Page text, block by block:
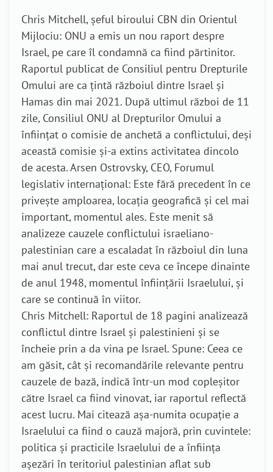
Chris Mitchell, șeful biroului CBN din Orientul
Mijlociu: ONU a emis un nou raport despre
Israel, pe care îl condamnă ca fiind părtinitor.
Raportul publicat de Consiliul pentru Drepturile
Omului are ca țintă războiul dintre Israel și
Hamas din mai 2021. După ultimul război de 11
zile, Consiliul ONU al Drepturilor Omului a
înființat o comisie de anchetă a conflictului, deși
această comisie și-a extins activitatea dincolo
de acesta. Arsen Ostrovsky, CEO, Forumul
legislativ internațional: Este fără precedent în ce
privește amploarea, locația geografică și cel mai
important, momentul ales. Este menit să
analizeze cauzele conflictului israeliano-
palestinian care a escaladat în războiul din luna
mai anul trecut, dar este ceva ce începe dinainte
de anul 1948, momentul înființării Israelului, și
care se continuă în viitor.
Chris Mitchell: Raportul de 18 pagini analizează
conflictul dintre Israel și palestinieni și se
încheie prin a da vina pe Israel. Spune: Ceea ce
am găsit, cât și recomandările relevante pentru
cauzele de bază, indică într-un mod copleșitor
către Israel ca fiind vinovat, iar raportul reflectă
acest lucru. Mai citează așa-numita ocupație a
Israelului ca fiind o cauză majoră, prin cuvintele:
politica și practicile Israelului de a înființa
așezări în teritoriul palestinian aflat sub